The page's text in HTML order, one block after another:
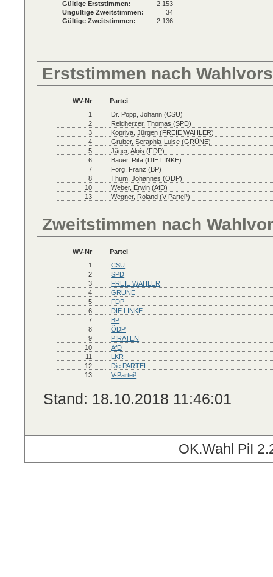
Gültige Erststimmen:
2.153
Ungültige Zweitstimmen:
34
Gültige Zweitstimmen:
2.136
Erststimmen nach
WV-Nr
Partei
1
Dr. Popp, Johann (CSU)
2
Reicherzer, Thomas (SPD)
3
Kopriva, Jürgen (FREIE WÄHLER)
4
Gruber, Seraphia-Luise (GRÜNE)
5
Jäger, Alois (FDP)
6
Bauer, Rita (DIE LINKE)
7
Förg, Franz (BP)
8
Thum, Johannes (ÖDP)
10
Weber, Erwin (AfD)
13
Wegner, Roland (V-Partei³)
Zweitstimmen nach
WV-Nr
Partei
1
CSU
2
SPD
3
FREIE WÄHLER
4
GRÜNE
5
FDP
6
DIE LINKE
7
BP
8
ÖDP
9
PIRATEN
10
AfD
11
LKR
12
Die PARTEI
13
V-Partei³
Stand: 18.10.2018 11:46:01
OK.Wahl PiI